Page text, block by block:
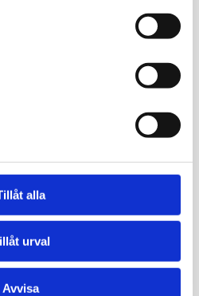
alla
urval
Avvisa
online
undersök om du är
och följ dina
på ett provtagningsställe nära
in
fåtal orter.